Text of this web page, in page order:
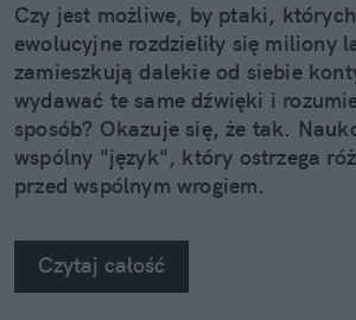
Czy jest możliwe, by ptaki,
ewolucyjne rozdzieliły się miliony
zamieszkują dalekie od siebie
wydawać te same dźwięki i
sposób? Okazuje się, że tak.
wspólny "język", który ostrzega
przed wspólnym wrogiem.
Czytaj całość